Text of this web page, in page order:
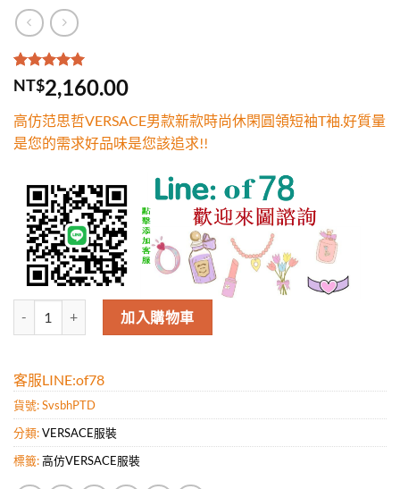
評分5.00 /
5，已有
1
位
分
NT$2,160.00
高仿范思哲VERSACE男款新款時尚休閑圓領短袖T袖.好質量
是您的需求好品味是您該追求!!
高仿范思哲VERSACE男款新款時尚休閑圓領短袖T袖.好質量是您的
加入購物車
客服LINE:of78
貨號:SvsbhPTD
分類:VERSACE服裝
標籤:高仿VERSACE服裝